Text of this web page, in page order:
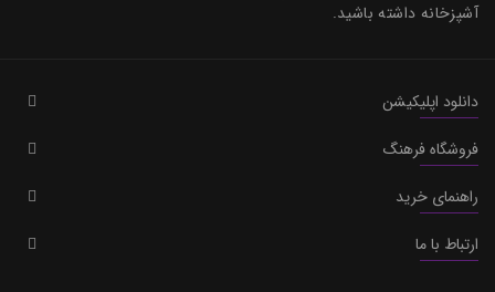
آشپزخانه داشته باشید.
دانلود اپلیکیشن
فروشگاه فرهنگ
راهنمای خرید
ارتباط با ما